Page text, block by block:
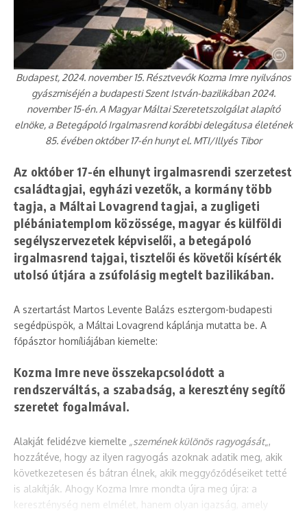
Budapest, 2024. november 15. Résztvevők Kozma Imre nyilvános
gyászmiséjén a budapesti Szent István-bazilikában 2024.
november 15-én. A Magyar Máltai Szeretetszolgálat alapító
elnöke, a Betegápoló Irgalmasrend korábbi delegátusa életének
85. évében október 17-én hunyt el. MTI/Illyés Tibor
Az október 17-én elhunyt irgalmasrendi szerzetest
családtagjai, egyházi vezetők, a kormány több
tagja, a Máltai Lovagrend tagjai, a zugligeti
plébániatemplom közössége, magyar és külföldi
segélyszervezetek képviselői, a betegápoló
irgalmasrend tajgai, tisztelői és követői kísérték
utolsó útjára a zsúfolásig megtelt bazilikában.
A szertartást Martos Levente Balázs esztergom-budapesti
segédpüspök, a Máltai Lovagrend káplánja mutatta be. A
főpásztor homíliájában kiemelte:
Kozma Imre neve összekapcsolódott a
rendszerváltás, a szabadság, a keresztény segítő
szeretet fogalmával.
Alakját felidézve kiemelte „szemének különös ragyogását„,
hozzátéve, hogy az ilyen ragyogás azoknak adatik meg, akik
következetesen és bátran élnek, akik meggyőződéseiket tetté
is alakítják. Ahogy Kozma Imre mondta újra meg újra: a
kereszténység nem elmélet, hanem olyan igazság, amely